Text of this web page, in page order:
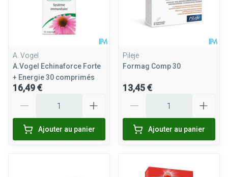
A. Vogel
A.Vogel Echinaforce Forte
+ Energie 30 comprimés
16,49 €
Ajouter au panier
Pileje
Formag Comp 30
13,45 €
Ajouter au panier